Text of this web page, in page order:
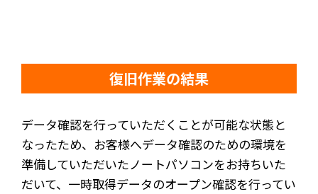
復旧作業の結果
データ確認を行っていただくことが可能な状態と
なったため、お客様へデータ確認のための環境を
準備していただいたノートパソコンをお持ちいた
だいて、一時取得データのオープン確認を行ってい